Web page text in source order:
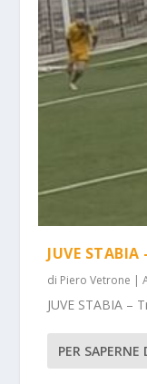
JUVE STABIA
di Piero Vetrone |
JUVE STABIA –
PER SAPERNE